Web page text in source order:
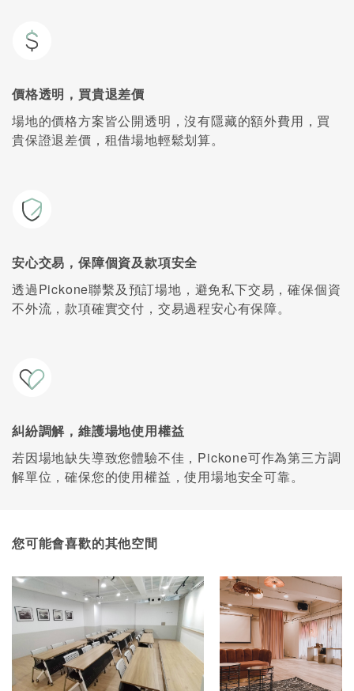
價格透明，買貴退差價
場地的價格方案皆公開透明，沒有隱藏的額外費用，買
貴保證退差價，租借場地輕鬆划算。
安心交易，保障個資及款項安全
透過Pickone聯繫及預訂場地，避免私下交易，確保個資
不外流，款項確實交付，交易過程安心有保障。
糾紛調解，維護場地使用權益
若因場地缺失導致您體驗不佳，Pickone可作為第三方調
解單位，確保您的使用權益，使用場地安全可靠。
您可能會喜歡的其他空間